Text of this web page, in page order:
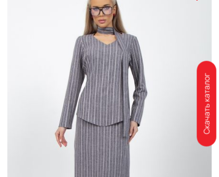
Скачать каталог